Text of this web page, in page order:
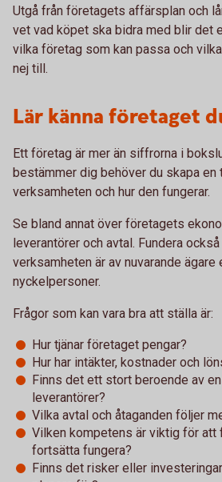
Utgå från företagets affärsplan och
vet vad köpet ska bidra med blir det
vilka företag som kan passa och
nej till.
Lär känna företaget
Ett företag är mer än siffrorna i
bestämmer dig behöver du skapa en
verksamheten och hur den fungerar.
Se bland annat över företagets
leverantörer och avtal. Fundera
verksamheten är av nuvarande ägare
nyckelpersoner.
Frågor som kan vara bra att ställa är:
Hur tjänar företaget pengar?
Hur har intäkter, kostnader och
Finns det ett stort beroende av
leverantörer?
Vilka avtal och åtaganden följer
Vilken kompetens är viktig för att
fortsätta fungera?
Finns det risker eller